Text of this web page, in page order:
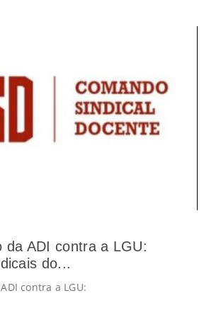
da ADI contra a LGU:
do...
contra a LGU: